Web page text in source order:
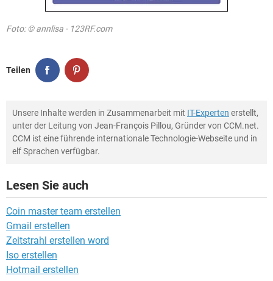
Foto: © annlisa - 123RF.com
Teilen
Unsere Inhalte werden in Zusammenarbeit mit IT-Experten erstellt,
unter der Leitung von Jean-François Pillou, Gründer von CCM.net.
CCM ist eine führende internationale Technologie-Webseite und in
elf Sprachen verfügbar.
Lesen Sie auch
Coin master team erstellen
Gmail erstellen
Zeitstrahl erstellen word
Iso erstellen
Hotmail erstellen